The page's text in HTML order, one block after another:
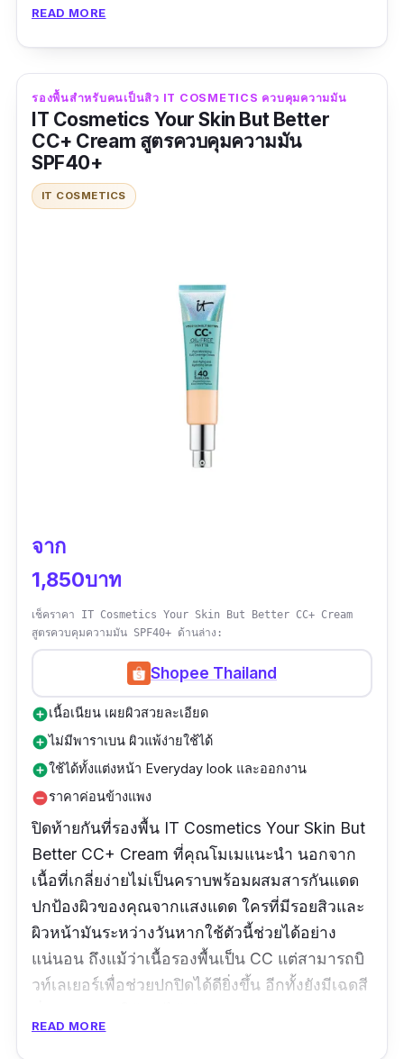
รีวิวจากผู้ใช้จริง:
กก "
READ MORE
รองพื้นสําหรับคนเป็นสิว IT COSMETICS ควบคุมความมัน
IT Cosmetics Your Skin But Better
CC+ Cream สูตรควบคุมความมัน
SPF40+
IT COSMETICS
จาก
1,850บาท
เช็คราคา IT Cosmetics Your Skin But Better CC+ Cream
สูตรควบคุมความมัน SPF40+ ด้านล่าง:
Shopee Thailand
add_circleเนื้อเนียน เผยผิวสวยละเอียด
add_circleไม่มีพาราเบน ผิวแพ้ง่ายใช้ได้
add_circleใช้ได้ทั้งแต่งหน้า Everyday look และออกงาน
remove_circleราคาค่อนข้างแพง
ปิดท้ายกันที่รองพื้น IT Cosmetics Your Skin But
Better CC+ Cream ที่คุณโมเมแนะนำ นอกจาก
เนื้อที่เกลี่ยง่ายไม่เป็นคราบพร้อมผสมสารกันแดด
ปกป้องผิวของคุณจากแสงแดด ใครที่มีรอยสิวและ
ผิวหน้ามันระหว่างวันหากใช้ตัวนี้ช่วยได้อย่าง
แน่นอน ถึงแม้ว่าเนื้อรองพื้นเป็น CC แต่สามารถบิ
วท์เลเยอร์เพื่อช่วยปกปิดได้ดียิ่งขึ้น อีกทั้งยังมีเฉดสี
READ MORE